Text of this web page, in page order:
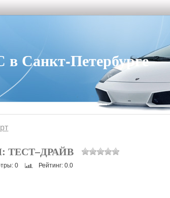
Санкт-Петербурге
ТЕСТ–ДРАЙВ
: 0 Рейтинг: 0.0